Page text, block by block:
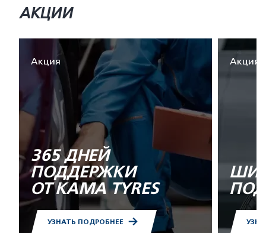
АКЦИИ
Акция
365 ДНЕЙ
ПОДДЕРЖКИ
ОТ KAMA TYRES
УЗНАТЬ ПОДРОБНЕЕ
Акция